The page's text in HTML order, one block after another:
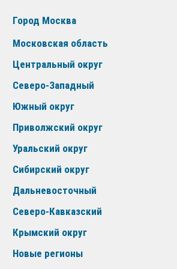
Город Москва
Московская область
Центральный округ
Северо-Западный
Южный округ
Приволжский округ
Уральский округ
Сибирский округ
Дальневосточный
Северо-Кавказский
Крымский округ
Новые регионы